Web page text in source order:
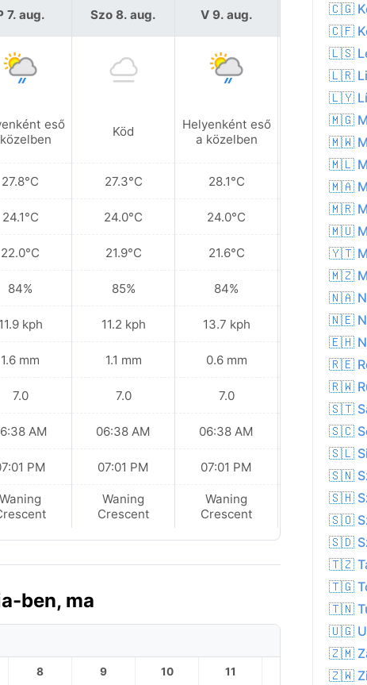
7. aug.
eső
27.8°C
24.1°C
22.0°C
84%
11.9 kph
1.6 mm
7.0
AM
PM
Waning
Szo 8. aug.
Köd
27.3°C
24.0°C
21.9°C
85%
11.2 kph
1.1 mm
7.0
06:38 AM
07:01 PM
Waning
Crescent
V 9. aug.
Helyenként eső
a közelben
28.1°C
24.0°C
21.6°C
84%
13.7 kph
0.6 mm
7.0
06:38 AM
07:01 PM
Waning
Crescent
H 10. aug.
Helyenként
a közelben
28.7°C
24.1°C
21.3°C
83%
12.2 kph
0.8 mm
6.0
06:38 AM
07:00 PM
New Moon
ben, ma
8 9 10 11 13
🇨🇬
🇨🇫
🇱🇸
🇱🇷
🇱🇾
🇲🇬
🇲🇼
🇲🇱
🇲🇦
🇲🇷
🇲🇺
🇾🇹
🇲🇿
🇳🇦
🇳🇪
🇪🇭
🇷🇪
🇷🇼
🇸🇹
🇸🇨
🇸🇱
🇸🇳
🇸🇭
🇸🇴
🇸🇩
🇹🇿
🇹🇬
🇹🇳
🇺🇬
🇿🇲
🇿🇼